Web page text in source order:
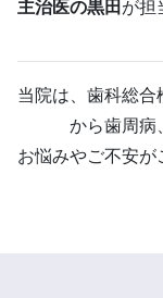
主治医の黒田が担
当院は、歯科総
から歯周病
お悩みやご不安が